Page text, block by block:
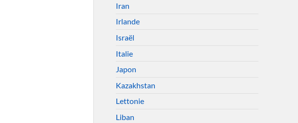
Iran
Irlande
Israël
Italie
Japon
Kazakhstan
Lettonie
Liban